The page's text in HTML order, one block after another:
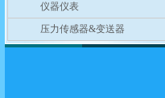
仪器仪表
压力传感器&变送器